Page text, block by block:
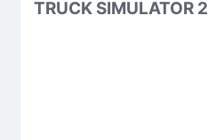
TRUCK SIMULATOR 2